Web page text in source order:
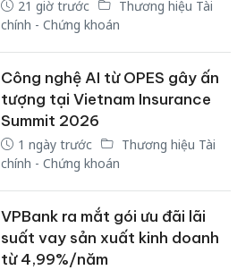
21 giờ trước
Thương hiệu Tài
chính - Chứng khoán
Công nghệ AI từ OPES gây ấn
tượng tại Vietnam Insurance
Summit 2026
1 ngày trước
Thương hiệu Tài
chính - Chứng khoán
VPBank ra mắt gói ưu đãi lãi
suất vay sản xuất kinh doanh
từ 4,99%/năm